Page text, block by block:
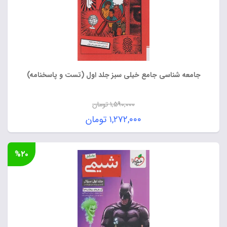
جامعه شناسی جامع خیلی سبز جلد اول (تست و پاسخنامه)
۱,۵۹۰,۰۰۰تومان
قیمت
اصلی:
۱,۵۹۰,۰۰۰ تومان
بود.
۱,۲۷۲,۰۰۰ تومان
قیمت
فعلی:
۱,۲۷۲,۰۰۰ تومان.
%۲۰